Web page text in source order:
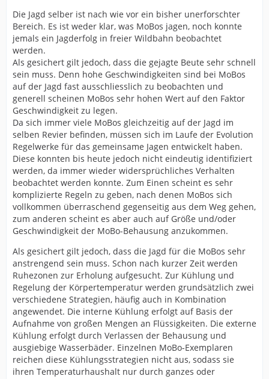
Die Jagd selber ist nach wie vor ein bisher unerforschter
Bereich. Es ist weder klar, was MoBos jagen, noch konnte
jemals ein Jagderfolg in freier Wildbahn beobachtet
werden.
Als gesichert gilt jedoch, dass die gejagte Beute sehr schnell
sein muss. Denn hohe Geschwindigkeiten sind bei MoBos
auf der Jagd fast ausschliesslich zu beobachten und
generell scheinen MoBos sehr hohen Wert auf den Faktor
Geschwindigkeit zu legen.
Da sich immer viele MoBos gleichzeitig auf der Jagd im
selben Revier befinden, müssen sich im Laufe der Evolution
Regelwerke für das gemeinsame Jagen entwickelt haben.
Diese konnten bis heute jedoch nicht eindeutig identifiziert
werden, da immer wieder widersprüchliches Verhalten
beobachtet werden konnte. Zum Einen scheint es sehr
komplizierte Regeln zu geben, nach denen MoBos sich
vollkommen überraschend gegenseitig aus dem Weg gehen,
zum anderen scheint es aber auch auf Größe und/oder
Geschwindigkeit der MoBo-Behausung anzukommen.
Als gesichert gilt jedoch, dass die Jagd für die MoBos sehr
anstrengend sein muss. Schon nach kurzer Zeit werden
Ruhezonen zur Erholung aufgesucht. Zur Kühlung und
Regelung der Körpertemperatur werden grundsätzlich zwei
verschiedene Strategien, häufig auch in Kombination
angewendet. Die interne Kühlung erfolgt auf Basis der
Aufnahme von großen Mengen an Flüssigkeiten. Die externe
Kühlung erfolgt durch Verlassen der Behausung und
ausgiebige Wasserbäder. Einzelnen MoBo-Exemplaren
reichen diese Kühlungsstrategien nicht aus, sodass sie
ihren Temperaturhaushalt nur durch ganzes oder